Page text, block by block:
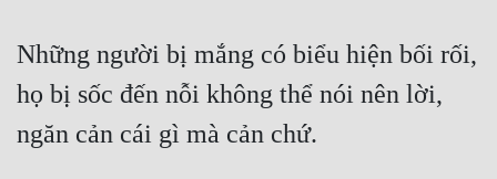
Những người bị mắng có biểu hiện bối rối,
họ bị sốc đến nỗi không thể nói nên lời,
ngăn cản cái gì mà cản chứ.